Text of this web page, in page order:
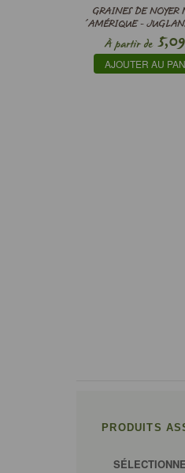
GRAINES DE NOYER
´AMÉRIQUE -
À partir de5,09
AJOUTER AU
PRODUITS